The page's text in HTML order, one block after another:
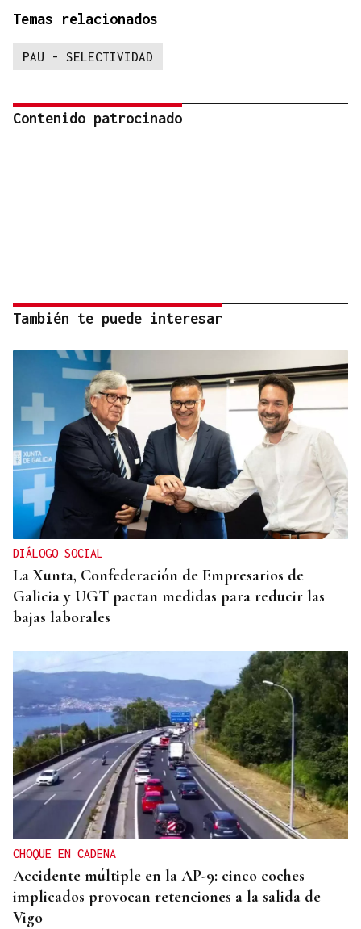
Temas relacionados
PAU - SELECTIVIDAD
Contenido patrocinado
También te puede interesar
DIÁLOGO SOCIAL
La Xunta, Confederación de Empresarios de
Galicia y UGT pactan medidas para reducir las
bajas laborales
CHOQUE EN CADENA
Accidente múltiple en la AP-9: cinco coches
implicados provocan retenciones a la salida de
Vigo